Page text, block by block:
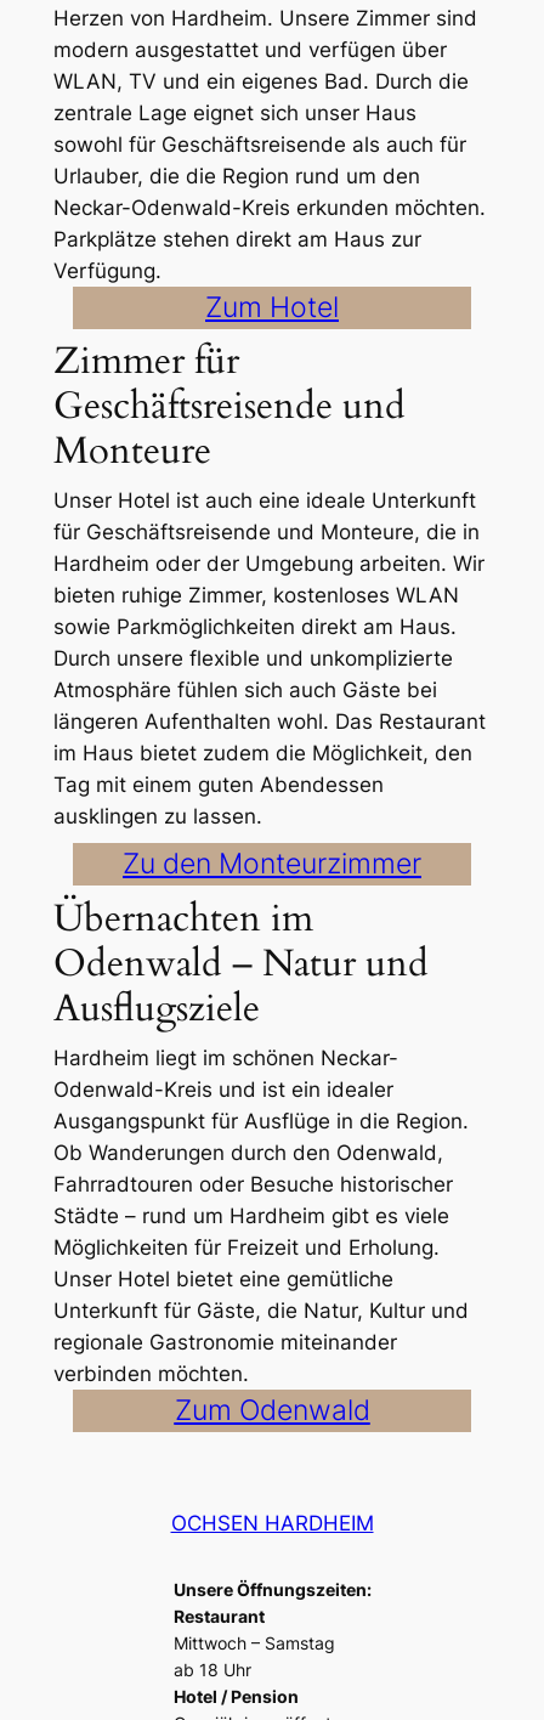
Herzen von Hardheim. Unsere Zimmer sind
modern ausgestattet und verfügen über
WLAN, TV und ein eigenes Bad. Durch die
zentrale Lage eignet sich unser Haus
sowohl für Geschäftsreisende als auch für
Urlauber, die die Region rund um den
Neckar-Odenwald-Kreis erkunden möchten.
Parkplätze stehen direkt am Haus zur
Verfügung.
Zum Hotel
Zimmer für
Geschäftsreisende und
Monteure
Unser Hotel ist auch eine ideale Unterkunft
für Geschäftsreisende und Monteure, die in
Hardheim oder der Umgebung arbeiten. Wir
bieten ruhige Zimmer, kostenloses WLAN
sowie Parkmöglichkeiten direkt am Haus.
Durch unsere flexible und unkomplizierte
Atmosphäre fühlen sich auch Gäste bei
längeren Aufenthalten wohl. Das Restaurant
im Haus bietet zudem die Möglichkeit, den
Tag mit einem guten Abendessen
ausklingen zu lassen.
Zu den Monteurzimmer
Übernachten im
Odenwald – Natur und
Ausflugsziele
Hardheim liegt im schönen Neckar-
Odenwald-Kreis und ist ein idealer
Ausgangspunkt für Ausflüge in die Region.
Ob Wanderungen durch den Odenwald,
Fahrradtouren oder Besuche historischer
Städte – rund um Hardheim gibt es viele
Möglichkeiten für Freizeit und Erholung.
Unser Hotel bietet eine gemütliche
Unterkunft für Gäste, die Natur, Kultur und
regionale Gastronomie miteinander
verbinden möchten.
Zum Odenwald
OCHSEN HARDHEIM
Unsere Öffnungszeiten:
Restaurant
Mittwoch – Samstag
ab 18 Uhr
Hotel / Pension